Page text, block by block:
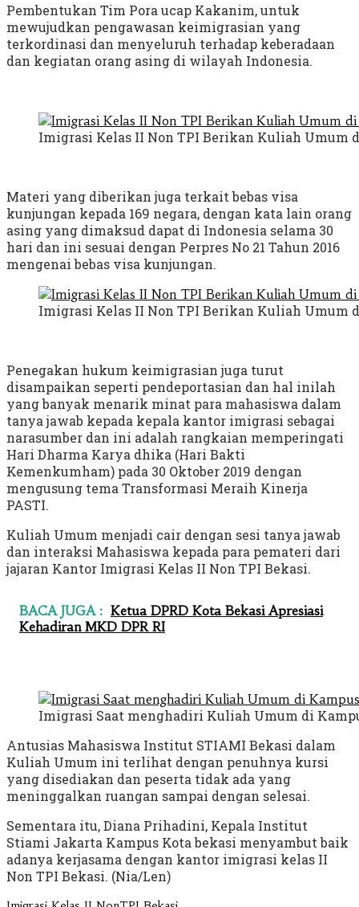
Pembentukan Tim Pora ucap Kakanim, untuk
mewujudkan pengawasan keimigrasian yang
terkordinasi dan menyeluruh terhadap keberadaan
dan kegiatan orang asing di wilayah Indonesia.
Imigrasi Kelas II Non TPI Berikan Kuliah Umum
Materi yang diberikan juga terkait bebas visa
kunjungan kepada 169 negara, dengan kata lain orang
asing yang dimaksud dapat di Indonesia selama 30
hari dan ini sesuai dengan Perpres No 21 Tahun 2016
mengenai bebas visa kunjungan.
Imigrasi Kelas II Non TPI Berikan Kuliah Umum
Penegakan hukum keimigrasian juga turut
disampaikan seperti pendeportasian dan hal inilah
yang banyak menarik minat para mahasiswa dalam
tanya jawab kepada kepala kantor imigrasi sebagai
narasumber dan ini adalah rangkaian memperingati
Hari Dharma Karya dhika (Hari Bakti
Kemenkumham) pada 30 Oktober 2019 dengan
mengusung tema Transformasi Meraih Kinerja
PASTI.
Kuliah Umum menjadi cair dengan sesi tanya jawab
dan interaksi Mahasiswa kepada para pemateri dari
jajaran Kantor Imigrasi Kelas II Non TPI Bekasi.
BACA JUGA : Ketua DPRD Kota Bekasi Apresiasi
Kehadiran MKD DPR RI
Imigrasi Saat menghadiri Kuliah Umum di
Antusias Mahasiswa Institut STIAMI Bekasi dalam
Kuliah Umum ini terlihat dengan penuhnya kursi
yang disediakan dan peserta tidak ada yang
meninggalkan ruangan sampai dengan selesai.
Sementara itu, Diana Prihadini, Kepala Institut
Stiami Jakarta Kampus Kota bekasi menyambut baik
adanya kerjasama dengan kantor imigrasi kelas II
Non TPI Bekasi. (Nia/Len)